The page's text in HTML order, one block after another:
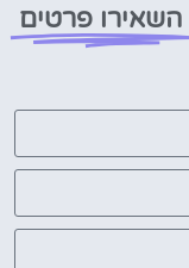
השאירו פרטים